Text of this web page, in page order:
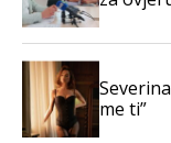
me ti”